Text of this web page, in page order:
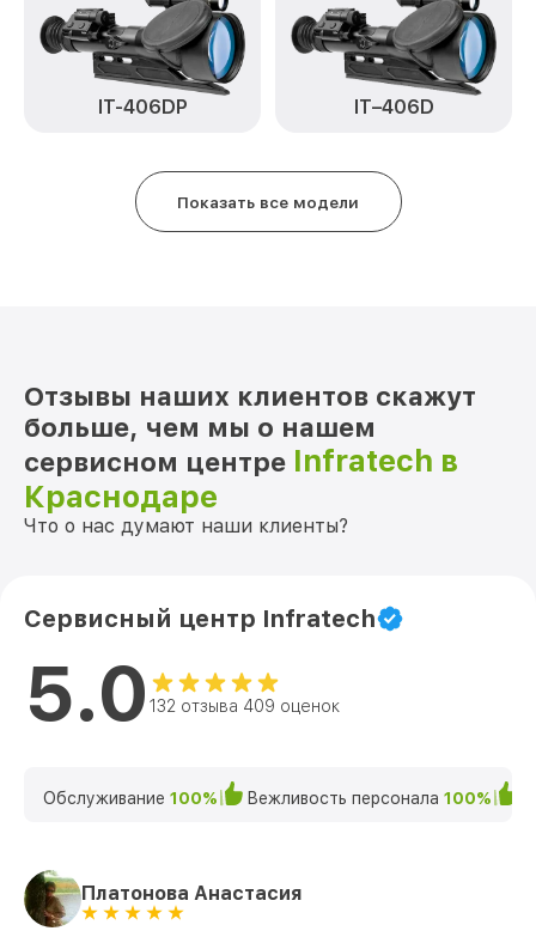
Замена матрицы IT-124C Infratech от 1100₽
Замена дисплея (экрана) IT-124C
Infratech
от 750₽
Ремонт Wi-Fi IT-124C Infratech
Infratech
IT-406DP IT–406D
Показать все модели
Отзывы наших клиентов скажут
больше, чем мы о нашем
сервисном центре Infratech в
Краснодаре
Что о нас думают наши клиенты?
Сервисный центр Infratech
5.0 132 отзыва 409 оценок
Обслуживание 100% Вежливость персонала 100%
Платонова Анастасия